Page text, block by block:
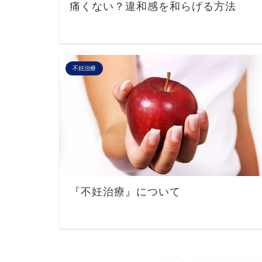
痛くない？違和感を和らげる方法
不妊治療
『不妊治療』について